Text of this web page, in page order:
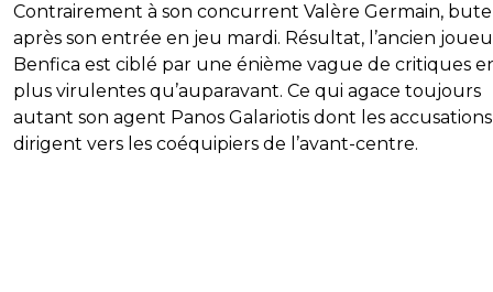
Contrairement à son concurrent Valère Germain,
après son entrée en jeu mardi. Résultat, l’ancien
Benfica est ciblé par une énième vague de critiques
plus virulentes qu’auparavant. Ce qui agace toujours
autant son agent Panos Galariotis dont les accusations
dirigent vers les coéquipiers de l’avant-centre.